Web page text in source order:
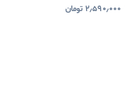
۲٫۵۹۰٫۰۰۰ تومان